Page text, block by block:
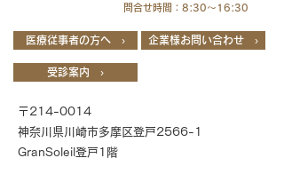
問合せ時間：8:30～16:30
医療従事者の方へ › 企業様お問い合わせ ›
受診案内 ›
〒214-0014
神奈川県川崎市多摩区登戸2566-1
GranSoleil登戸1階